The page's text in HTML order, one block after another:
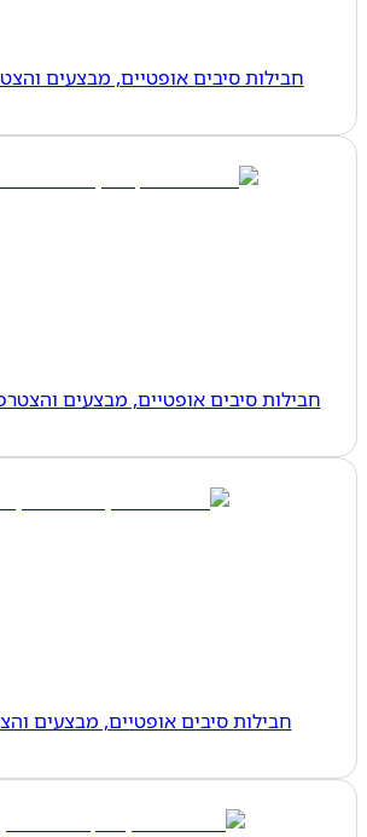
חבילות סיבים אופטיים, מבצעים
חבילות סיבים אופטיים, מבצעים והצטרפות -
חבילות סיבים אופטיים, מבצעים